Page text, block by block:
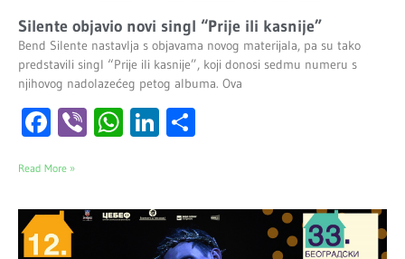
Silente objavio novi singl “Prije ili kasnije”
Bend Silente nastavlja s objavama novog materijala, pa su tako
predstavili singl “Prije ili kasnije”, koji donosi sedmu numeru s
njihovog nadolazećeg petog albuma. Ova
Facebook
ViberWhatsApp
LinkedIn
Read More »